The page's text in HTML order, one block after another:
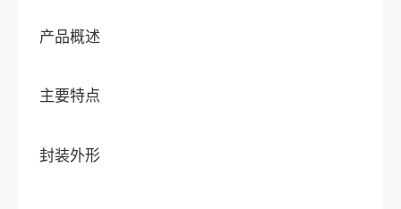
产品概述
主要特点
封装外形